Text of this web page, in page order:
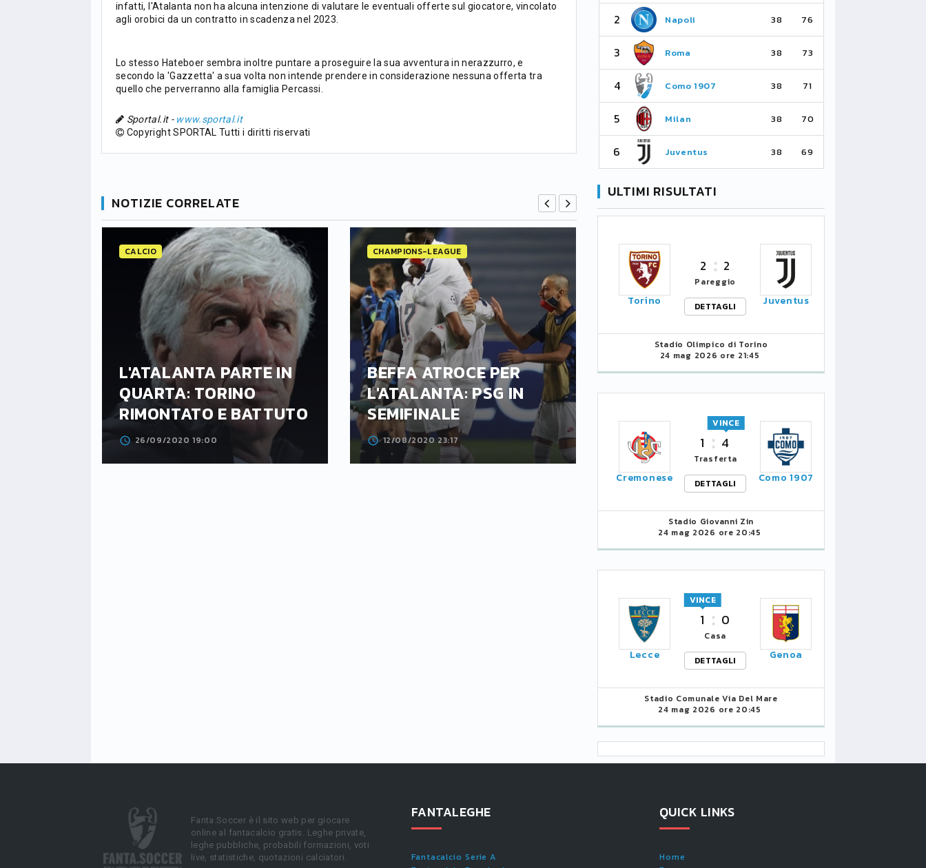
infatti, l'Atalanta non ha alcuna intenzione di valutare le eventuali offerte sul giocatore, vincolato
agli orobici da un contratto in scadenza nel 2023.
Lo stesso Hateboer sembra inoltre puntare a proseguire la sua avventura in nerazzurro, e
secondo la 'Gazzetta' a sua volta non intende prendere in considerazione nessuna offerta tra
quello che perverranno alla famiglia Percassi.
Sportal.it - www.sportal.it
Copyright SPORTAL Tutti i diritti riservati
NOTIZIE CORRELATE
CALCIO
L'ATALANTA PARTE IN
QUARTA: TORINO
RIMONTATO E BATTUTO
26/09/2020 19:00
CHAMPIONS-LEAGUE
BEFFA ATROCE PER
L'ATALANTA: PSG IN
SEMIFINALE
12/08/2020 23:17
CALCIOMERCATO
L'ATALANTA BLINDA
11/08/2020 13:19
2 Monaco 34 67
4 Lille 34 59
5 Nizza
6 Lione 34 53 6 Palermo 38 56
2 Napoli 38 76
3 Roma 38 73
4 Como 1907 38 71
5 Milan 38 70
6 Juventus 38 69
ULTIMI RISULTATI
Torino
2 2
Pareggio
DETTAGLI
Juventus
Stadio Olimpico di Torino
24 mag 2026 ore 21:45
Cremonese
1 4
VINCE
Trasferta
DETTAGLI
Como 1907
Stadio Giovanni Zin
24 mag 2026 ore 20:45
Lecce
1
VINCE
0
Casa
DETTAGLI
Genoa
Stadio Comunale Via Del Mare
24 mag 2026 ore 20:45
Fanta.Soccer è il sito web per giocare
online al fantacalcio gratis. Leghe private,
leghe pubbliche, probabili formazioni, voti
live, statistiche, quotazioni calciatori.
FANTALEGHE
Fantacalcio Serie A
QUICK LINKS
Home